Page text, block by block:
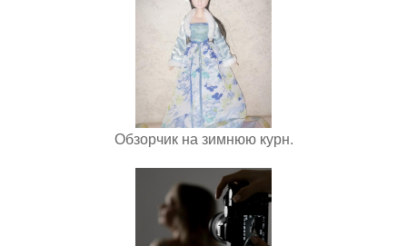
Обзорчик на зимнюю курн.